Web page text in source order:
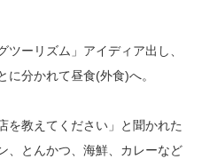
ーリズム」アイディア出し、
分かれて昼食(外食)へ。
を教えてください」と聞かれた
、とんかつ、海鮮、カレーなど